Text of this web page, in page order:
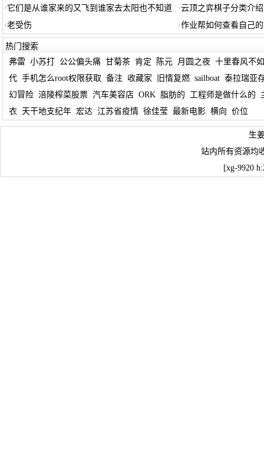
· 它们是从谁家来的又飞到谁家去太阳也不知道 ·云顶之弈棋子分类介
·老受伤 ·作业帮如何查看自己
热门搜索
弗雷 小苏打 公公偏头痛 甘菊茶 肯定 陈元 月圆之夜 十里春风不
代 手机怎么root权限获取 备注 收藏家 旧情复燃 sailboat 泰拉瑞亚
幻冒险 涪陵榨菜股票 汽车美容店 ORK 脂肪的 工程师是做什么的
衣
天干地支纪年 宏达 江苏省疫情 徐佳莹 最新电影 横向 价位
生
站内所有资源均
[xg-9920